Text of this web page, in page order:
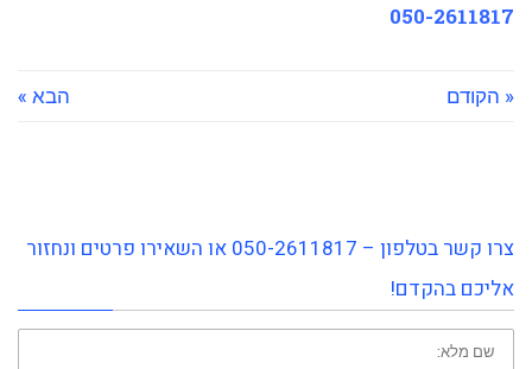
050-2611817
« הקודם הבא »
צרו קשר בטלפון – 050-2611817 או השאירו פרטים ונחזור
אליכם בהקדם!
שם
פרטי: